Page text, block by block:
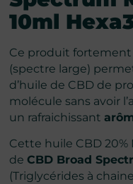
10ml
Ce produit fortement
(spectre large)
d’huile de CBD de
molécule sans avoir
un rafraichissant
Cette huile CBD
deCBD Broad
(Triglycérides à